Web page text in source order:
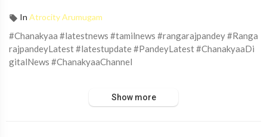
In Atrocity Arumugam
#Chanakyaa #latestnews #tamilnews #rangarajpandey #Ranga
rajpandeyLatest #latestupdate #PandeyLatest #ChanakyaaDi
gitalNews #ChanakyaaChannel
Show more